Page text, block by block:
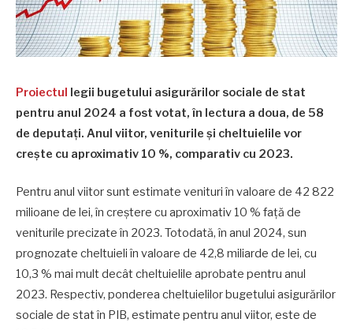
Proiectul legii bugetului asigurărilor sociale de stat
pentru anul 2024 a fost votat, în lectura a doua, de 58
de deputați. Anul viitor, veniturile și cheltuielile vor
crește cu aproximativ 10 %, comparativ cu 2023.
Pentru anul viitor sunt estimate venituri în valoare de 42 822
milioane de lei, în creștere cu aproximativ 10 % față de
veniturile precizate în 2023. Totodată, în anul 2024, sun
prognozate cheltuieli în valoare de 42,8 miliarde de lei, cu
10,3 % mai mult decât cheltuielile aprobate pentru anul
2023. Respectiv, ponderea cheltuielilor bugetului asigurărilor
sociale de stat în PIB, estimate pentru anul viitor, este de